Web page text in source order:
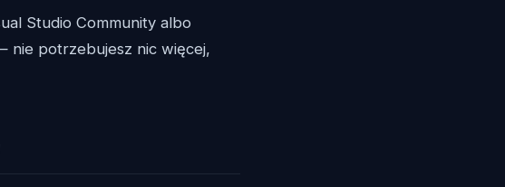
Studio Community albo
nie potrzebujesz nic więcej,